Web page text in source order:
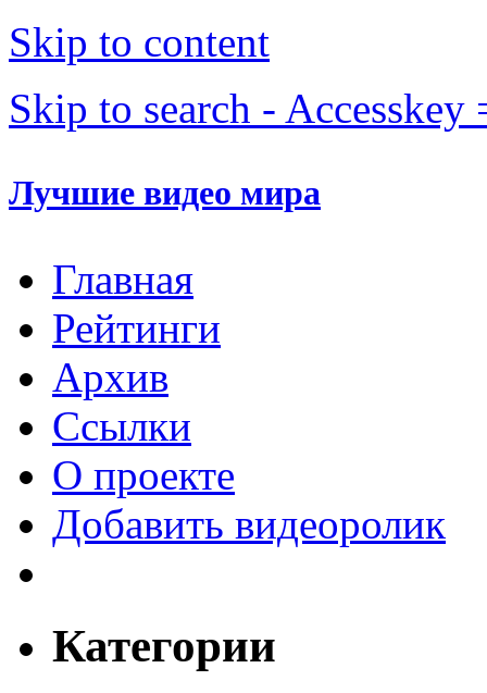
Skip to content
Skip to search - Accesskey
Лучшие видео мира
Главная
Рейтинги
Архив
Ссылки
О проекте
Добавить видеоролик
Категории